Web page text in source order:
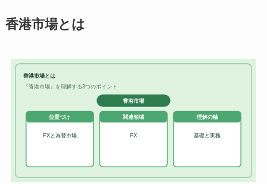
香港市場とは
香港市場とは
『香港市場』を理解する3つのポイント
香港市場
位置づけ
FXと為替市場
関連領域
FX
理解の軸
基礎と実務